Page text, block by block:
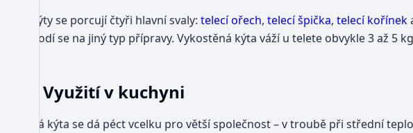
Z kýty se porcují čtyři hlavní svaly: telecí ořech, telecí špička, telecí kořínek
a hodí se na jiný typ přípravy. Vykostěná kýta váží u telete obvykle 3 až 5
Využití v kuchyni
Celá kýta se dá péct vcelku pro větší společnost – v troubě při střední